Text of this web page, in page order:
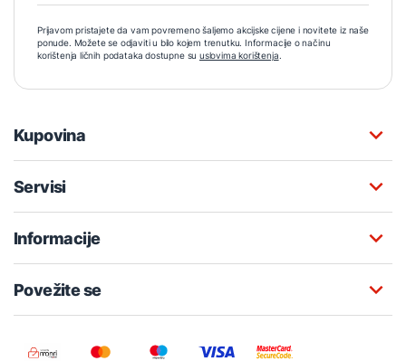
Prijavom pristajete da vam povremeno šaljemo akcijske cijene i novitete iz naše
ponude. Možete se odjaviti u bilo kojem trenutku. Informacije o načinu
korištenja ličnih podataka dostupne su uslovima korištenja.
Kupovina
Servisi
Informacije
Povežite se